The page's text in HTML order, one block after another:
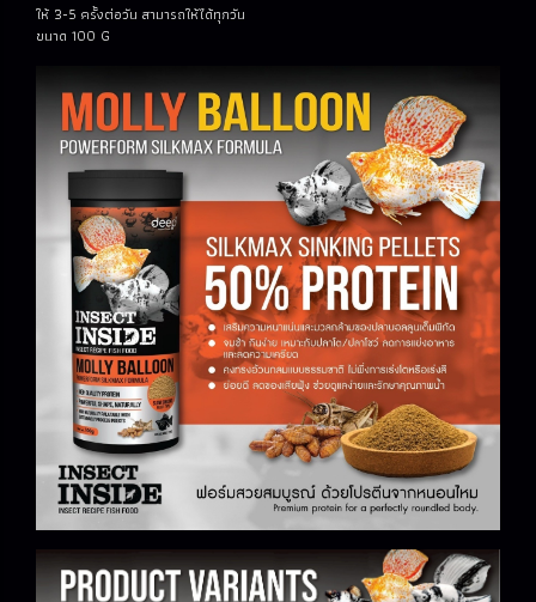
ให้ 3-5 ครั้งต่อวัน สามารถให้ได้ทุกวัน
ขนาด 100 G